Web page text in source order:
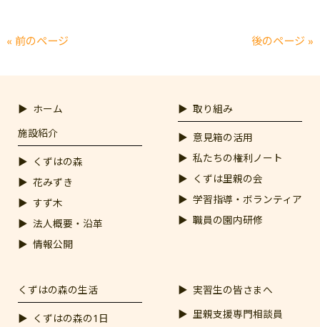
« 前のページ 後のページ »
ホーム
施設紹介
くずはの森
花みずき
すず木
法人概要・沿革
情報公開
取り組み
意見箱の活用
私たちの権利ノート
くずは里親の会
学習指導・ボランティア
職員の園内研修
くずはの森の生活
くずはの森の1日
実習生の皆さまへ
里親支援専門相談員